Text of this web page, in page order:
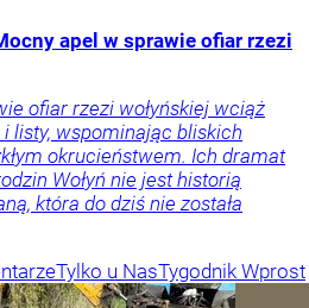
apel w sprawie ofiar rzezi
ofiar rzezi wołyńskiej wciąż
listy, wspominając bliskich
okrucieństwem. Ich dramat
Wołyń nie jest historią
która do dziś nie została
Tylko u NasTygodnik Wprost